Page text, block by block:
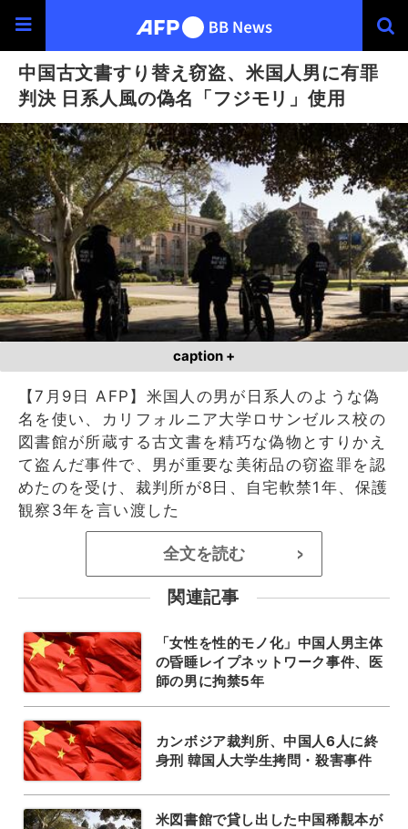
中国古文書すり替え窃盗、米国人男に有罪
判決 日系人風の偽名「フジモリ」使用
caption +
【7月9日 AFP】米国人の男が日系人のような偽
名を使い、カリフォルニア大学ロサンゼルス校の
図書館が所蔵する古文書を精巧な偽物とすりかえ
て盗んだ事件で、男が重要な美術品の窃盗罪を認
めたのを受け、裁判所が8日、自宅軟禁1年、保護
観察3年を言い渡した
全文を読む >
関連記事
「女性を性的モノ化」中国人男主体
の昏睡レイプネットワーク事件、医
師の男に拘禁5年
カンボジア裁判所、中国人6人に終
身刑 韓国人大学生拷問・殺害事件
米図書館で貸し出した中国稀覯本が